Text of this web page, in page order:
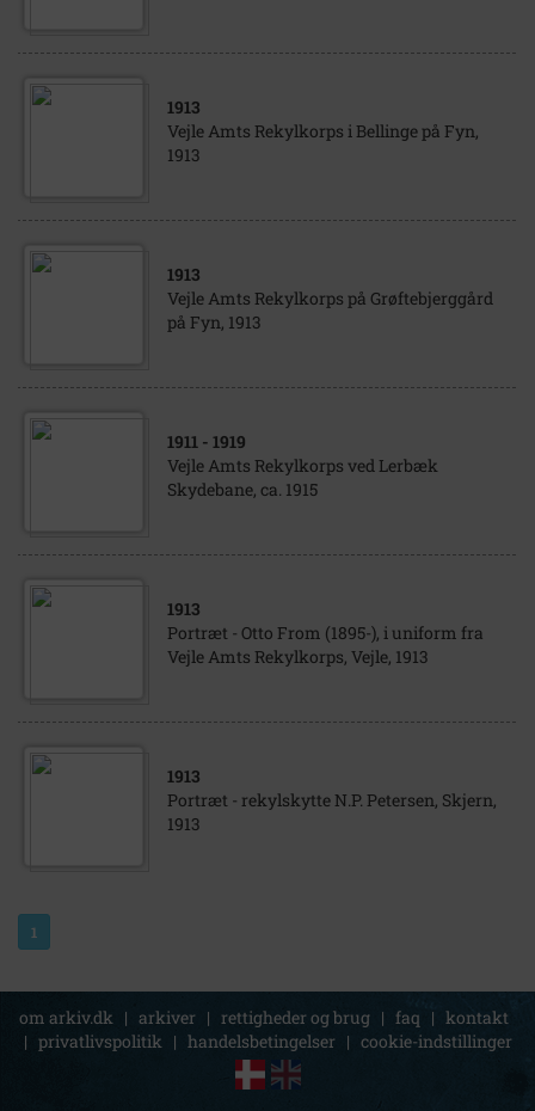
1913
Vejle Amts Rekylkorps i Bellinge på Fyn,
1913
1913
Vejle Amts Rekylkorps på Grøftebjerggård
på Fyn, 1913
1911 - 1919
Vejle Amts Rekylkorps ved Lerbæk
Skydebane, ca. 1915
1913
Portræt - Otto From (1895-), i uniform fra
Vejle Amts Rekylkorps, Vejle, 1913
1913
Portræt - rekylskytte N.P. Petersen, Skjern,
1913
1
om arkiv.dk | arkiver | rettigheder og brug | faq | kontakt
| privatlivspolitik | handelsbetingelser | cookie-indstillinger